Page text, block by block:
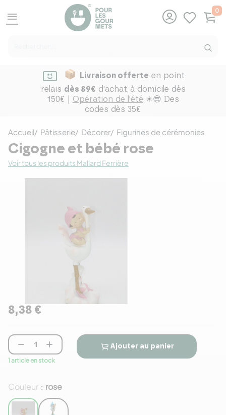
menu
0
Livraison offerte en point
relais dès 89€ d'achat, à domicile dès
150€ | Opération de l'été ☀😎 Des
codes dès 35€
Accueil Pâtisserie Décorer Figurines de cérémonies
Cigogne et bébé rose
Voir tous les produits Mallard Ferrière
8,38 €
Couleur : rose
 
1 article en stock
Ajouter au panier